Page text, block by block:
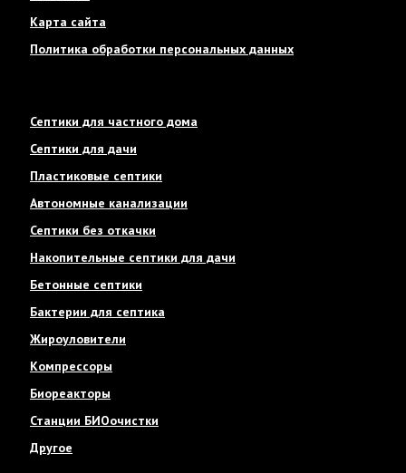
Карта сайта
Политика обработки персональных данных
Септики для частного дома
Септики для дачи
Пластиковые септики
Автономные канализации
Септики без откачки
Накопительные септики для дачи
Бетонные септики
Бактерии для септика
Жироуловители
Компрессоры
Биореакторы
Станции БИОочистки
Другое